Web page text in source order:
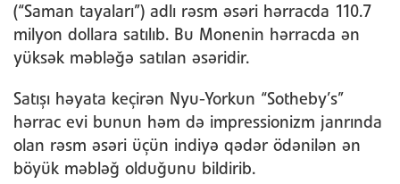
(“Saman tayaları”) adlı rəsm əsəri hərracda 110.7
milyon dollara satılıb. Bu Monenin hərracda ən
yüksək məbləğə satılan əsəridir.
Satışı həyata keçirən Nyu-Yorkun “Sotheby’s”
hərrac evi bunun həm də impressionizm janrında
olan rəsm əsəri üçün indiyə qədər ödənilən ən
böyük məbləğ olduğunu bildirib.